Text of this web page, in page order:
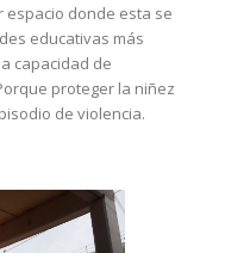
espacio donde esta se
educativas más
capacidad de
proteger la niñez
de violencia.